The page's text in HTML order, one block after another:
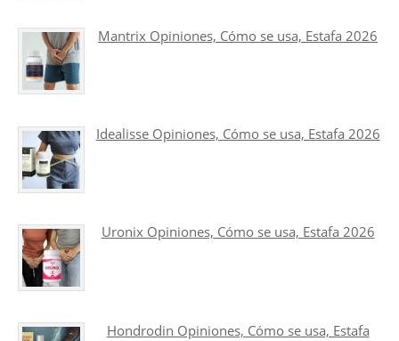
Mantrix Opiniones, Cómo se usa, Estafa 2026
Idealisse Opiniones, Cómo se usa, Estafa 2026
Uronix Opiniones, Cómo se usa, Estafa 2026
Hondrodin Opiniones, Cómo se usa, Estafa